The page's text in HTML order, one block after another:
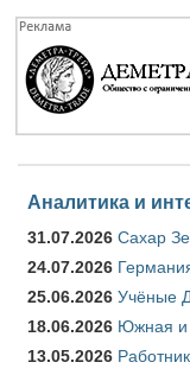
Аналитика и
31.07.2026 Сахар
24.07.2026
25.06.2026 Учёные
18.06.2026 Южная и
13.05.2026